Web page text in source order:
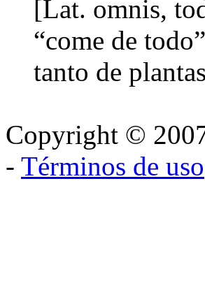
[Lat. omnis,
“come de
tanto de
Copyright ©
- Términos de uso